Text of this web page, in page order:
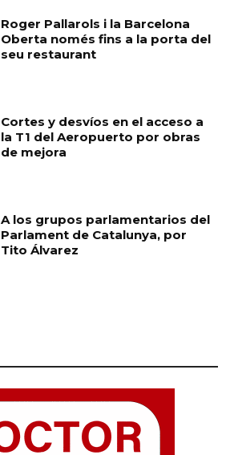
Roger Pallarols i la Barcelona
Oberta només fins a la porta del
seu restaurant
Cortes y desvíos en el acceso a
la T1 del Aeropuerto por obras
de mejora
A los grupos parlamentarios del
Parlament de Catalunya, por
Tito Álvarez